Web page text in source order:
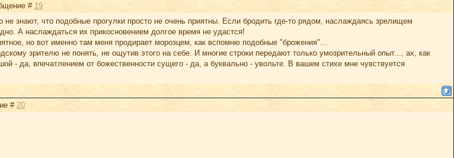
# 19
не знают, что подобные прогулки просто не очень приятны. Если бродить где-то рядом, наслаждаясь зрелищем
А наслаждаться их прикосновением долгое время не удастся!
но вот именно там меня продирает морозцем, как вспомню подобные "брожения"...
зрителю не понять, не ощутив этого на себе. И многие строки передают только умозрительный опыт..., ах, как
- да, впечатлением от божественности сущего - да, а буквально - увольте. В вашем стихе мне чувствуется
# 20